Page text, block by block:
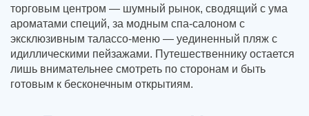
торговым центром — шумный рынок, сводящий с ума
ароматами специй, за модным спа-салоном с
эксклюзивным талассо-меню — уединенный пляж с
идиллическими пейзажами. Путешественнику остается
лишь внимательнее смотреть по сторонам и быть
готовым к бесконечным открытиям.